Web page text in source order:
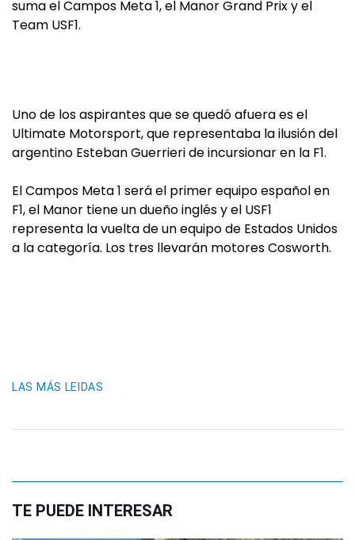
suma el Campos Meta 1, el Manor Grand Prix y el
Team USF1.
Uno de los aspirantes que se quedó afuera es el
Ultimate Motorsport, que representaba la ilusión del
argentino Esteban Guerrieri de incursionar en la F1.
El Campos Meta 1 será el primer equipo español en
F1, el Manor tiene un dueño inglés y el USF1
representa la vuelta de un equipo de Estados Unidos
a la categoría. Los tres llevarán motores Cosworth.
LAS MÁS LEIDAS
TE PUEDE INTERESAR